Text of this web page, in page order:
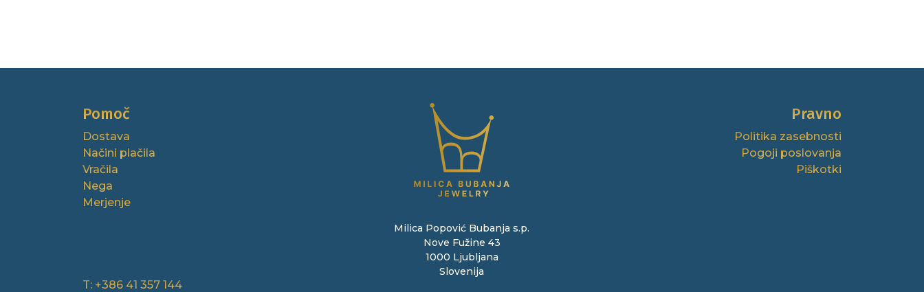
Pomoč
Dostava
Načini plačila
Vračila
Nega
Merjenje
T: +386 41 357 144
Milica Popović Bubanja s.p.
Nove Fužine 43
1000 Ljubljana
Slovenija
Pravno
Politika zasebnosti
Pogoji poslovanja
Piškotki